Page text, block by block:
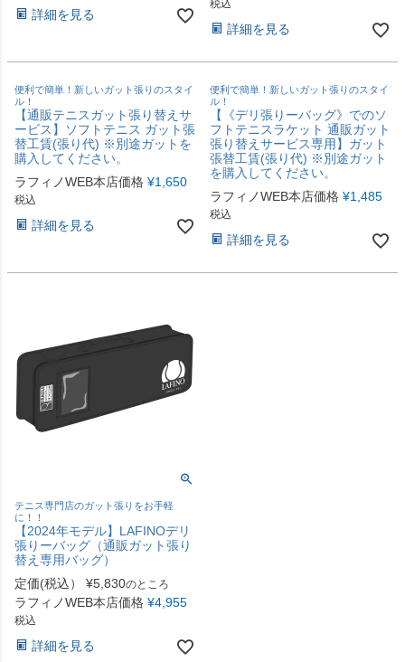
詳細を見る
税込
詳細を見る
便利で簡単！新しいガット張りのスタイ
ル！
【通販テニスガット張り替えサ
ービス】ソフトテニス ガット張
替工賃(張り代) ※別途ガットを
購入してください。
ラフィノWEB本店価格 ¥1,650
税込
詳細を見る
便利で簡単！新しいガット張りのスタイ
ル！
【《デリ張りーバッグ》でのソ
フトテニスラケット 通販ガット
張り替えサービス専用】ガット
張替工賃(張り代) ※別途ガット
を購入してください。
ラフィノWEB本店価格 ¥1,485
税込
詳細を見る
テニス専門店のガット張りをお手軽
に！！
【2024年モデル】LAFINOデリ
張りーバッグ（通販ガット張り
替え専用バッグ）
定価(税込）
¥5,830のところ
ラフィノWEB本店価格 ¥4,955
税込
詳細を見る